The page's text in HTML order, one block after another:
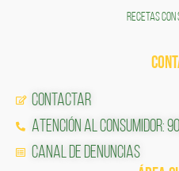
RECETAS
Contactar
Atención al Consumidor:
Canal de Denuncias